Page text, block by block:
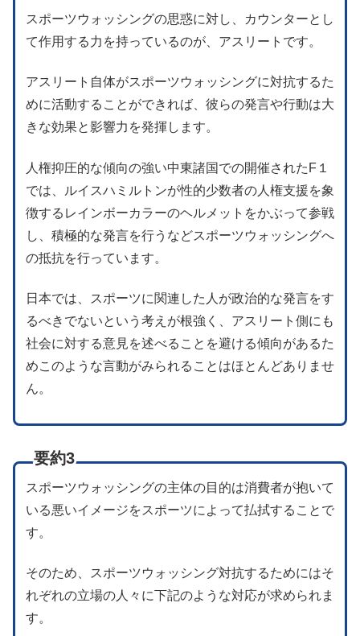
スポーツウォッシングの思惑に対し、カウンターとし
て作用する力を持っているのが、アスリートです。
アスリート自体がスポーツウォッシングに対抗するた
めに活動することができれば、彼らの発言や行動は大
きな効果と影響力を発揮します。
人権抑圧的な傾向の強い中東諸国での開催されたF１
では、ルイスハミルトンが性的少数者の人権支援を象
徴するレインボーカラーのヘルメットをかぶって参戦
し、積極的な発言を行うなどスポーツウォッシングへ
の抵抗を行っています。
日本では、スポーツに関連した人が政治的な発言をす
るべきでないという考えが根強く、アスリート側にも
社会に対する意見を述べることを避ける傾向があるた
めこのような言動がみられることはほとんどありませ
ん。
要約3
スポーツウォッシングの主体の目的は消費者が抱いて
いる悪いイメージをスポーツによって払拭することで
す。
そのため、スポーツウォッシング対抗するためにはそ
れぞれの立場の人々に下記のような対応が求められま
す。